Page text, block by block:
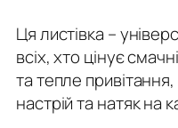
Ця листівка –
всіх, хто цінує
та тепле
настрій та натяк на